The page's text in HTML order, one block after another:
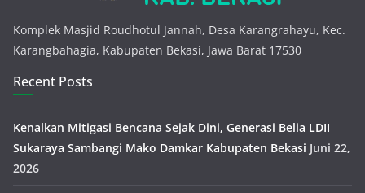
Komplek Masjid Roudhotul Jannah, Desa Karangrahayu, Kec.
Karangbahagia, Kabupaten Bekasi, Jawa Barat 17530
Recent Posts
Kenalkan Mitigasi Bencana Sejak Dini, Generasi Belia LDII
Sukaraya Sambangi Mako Damkar Kabupaten Bekasi Juni 22,
2026